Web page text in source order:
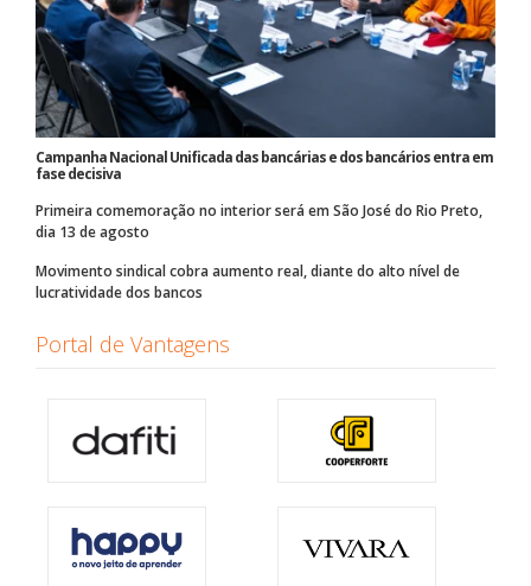
Campanha Nacional Unificada das bancárias e dos bancários entra em
fase decisiva
Primeira comemoração no interior será em São José do Rio Preto,
dia 13 de agosto
Movimento sindical cobra aumento real, diante do alto nível de
lucratividade dos bancos
Portal de Vantagens